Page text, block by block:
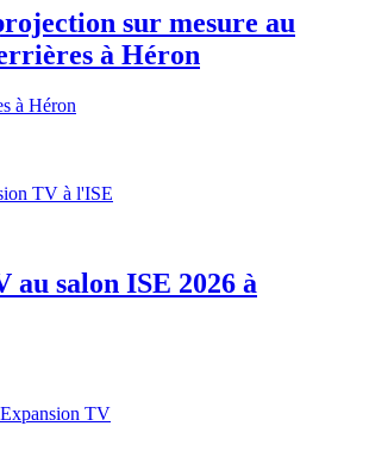
sur mesure au
à Héron
à Héron
au salon ISE 2026 à